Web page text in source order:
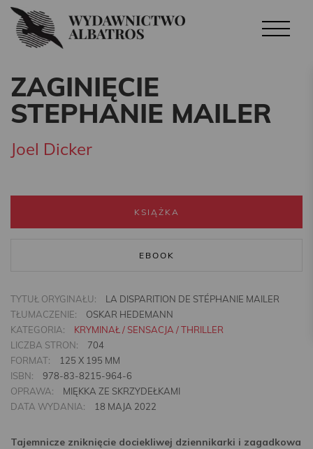
ZAGINIĘCIE
STEPHANIE MAILER
Joel Dicker
KSIĄŻKA
EBOOK
TYTUŁ ORYGINAŁU:
LA DISPARITION DE STÉPHANIE MAILER
TŁUMACZENIE:
OSKAR HEDEMANN
KATEGORIA:
KRYMINAŁ / SENSACJA / THRILLER
LICZBA STRON:
704
FORMAT:
125 X 195 MM
ISBN:
978-83-8215-964-6
OPRAWA:
MIĘKKA ZE SKRZYDEŁKAMI
DATA WYDANIA:
18 MAJA 2022
Tajemnicze zniknięcie dociekliwej dziennikarki i zagadkowa